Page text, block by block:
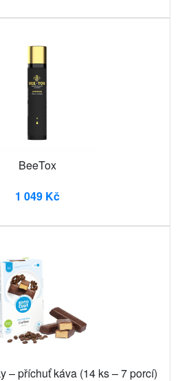
BeeTox
1 049 Kč
– příchuť káva (14 ks – 7 porcí)